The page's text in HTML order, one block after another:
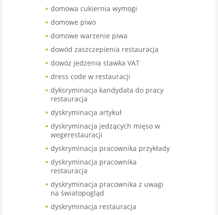
domowa cukiernia wymogi
domowe piwo
domowe warzenie piwa
dowód zaszczepienia restauracja
dowóz jedzenia stawka VAT
dress code w restauracji
dyksryminacja kandydata do pracy
restauracja
dyskryminacja artykuł
dyskryminacja jedzących mięso w
wegerestauracji
dyskryminacja pracownika przykłady
dyskryminacja pracownika
restauracja
dyskryminacja pracownika z uwagi
na światopogląd
dyskryminacja restauracja